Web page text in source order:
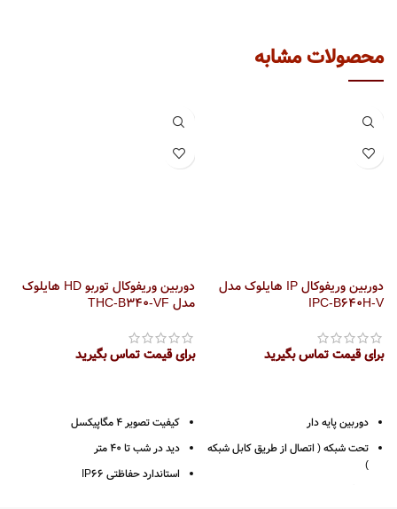
محصولات مشابه
دوربین وریفوکال IP هایلوک مدل
IPC-B640H-V
برای قیمت تماس بگیرید
دوربین پایه دار
تحت شبکه ( اتصال از طریق کابل شبکه
)
دوربین وریفوکال توربو HD هایلوک
مدل THC-B340-VF
برای قیمت تماس بگیرید
کیفیت تصویر 4 مگاپیکسل
دید در شب تا 40 متر
استاندارد حفاظتی IP66